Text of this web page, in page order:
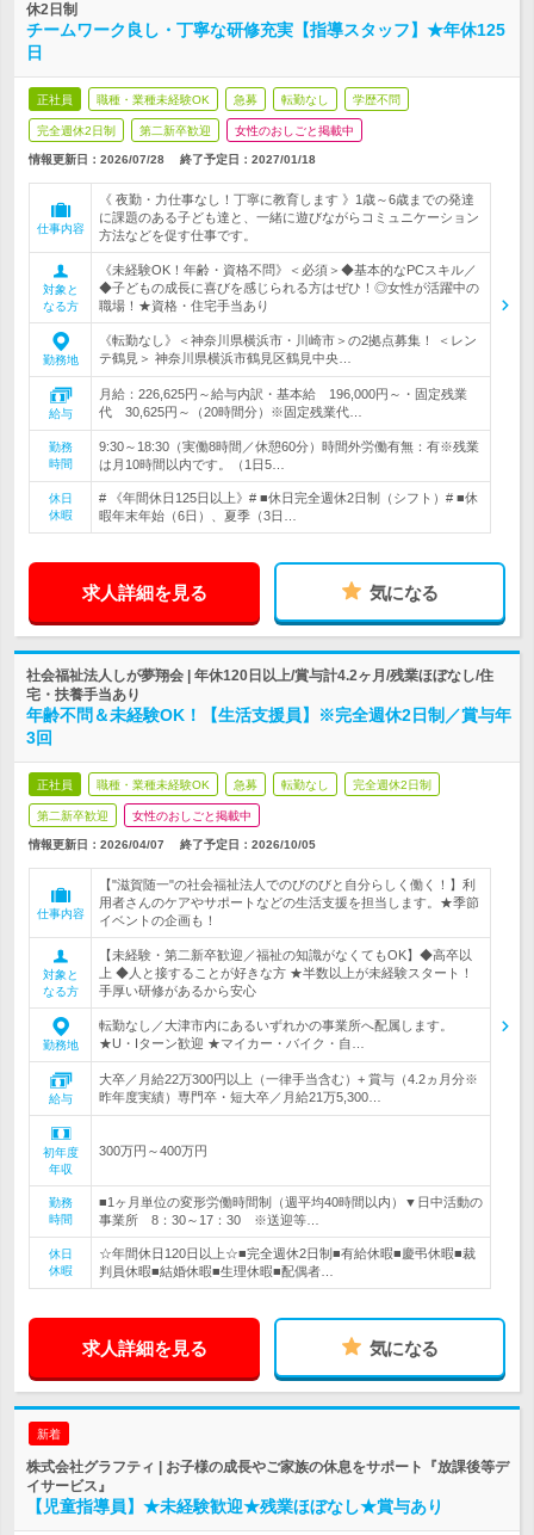
休2日制
チームワーク良し・丁寧な研修充実【指導スタッフ】★年休125
日
正社員 職種・業種未経験OK 急募 転勤なし 学歴不問
完全週休2日制 第二新卒歓迎 女性のおしごと掲載中
情報更新日：2026/07/28 終了予定日： 2027/01/18
仕事内容
《 夜勤・力仕事なし！丁寧に教育します 》1歳～6歳までの発達
に課題のある子ども達と、一緒に遊びながらコミュニケーション
方法などを促す仕事です。
対象と
なる方
《未経験OK！年齢・資格不問》＜必須＞◆基本的なPCスキル／
◆子どもの成長に喜びを感じられる方はぜひ！◎女性が活躍中の
職場！★資格・住宅手当あり
勤務地
《転勤なし》＜神奈川県横浜市・川崎市＞の2拠点募集！ ＜レン
テ鶴見＞ 神奈川県横浜市鶴見区鶴見中央…
給与
月給：226,625円～給与内訳・基本給 196,000円～・固定残業
代 30,625円～（20時間分）※固定残業代…
勤務
時間
9:30～18:30（実働8時間／休憩60分）時間外労働有無：有※残業
は月10時間以内です。（1日5…
休日
休暇
# 《年間休日125日以上》# ■休日完全週休2日制（シフト）# ■休
暇年末年始（6日）、夏季（3日…
求人詳細を見る 気になる
社会福祉法人しが夢翔会 | 年休120日以上/賞与計4.2ヶ月/残業ほぼなし/住
宅・扶養手当あり
年齢不問＆未経験OK！【生活支援員】※完全週休2日制／賞与年
3回
正社員 職種・業種未経験OK 急募 転勤なし 完全週休2日制
第二新卒歓迎 女性のおしごと掲載中
情報更新日：2026/04/07 終了予定日： 2026/10/05
仕事内容
【"滋賀随一"の社会福祉法人でのびのびと自分らしく働く！】利
用者さんのケアやサポートなどの生活支援を担当します。★季節
イベントの企画も！
対象と
なる方
【未経験・第二新卒歓迎／福祉の知識がなくてもOK】◆高卒以
上 ◆人と接することが好きな方 ★半数以上が未経験スタート！
手厚い研修があるから安心
勤務地
転勤なし／大津市内にあるいずれかの事業所へ配属します。
★U・Iターン歓迎 ★マイカー・バイク・自…
給与
大卒／月給22万300円以上（一律手当含む）+ 賞与（4.2ヵ月分※
昨年度実績）専門卒・短大卒／月給21万5,300…
初年度
年収
300万円～400万円
勤務
時間
■1ヶ月単位の変形労働時間制（週平均40時間以内）▼日中活動の
事業所 8：30～17：30 ※送迎等…
休日
休暇
☆年間休日120日以上☆■完全週休2日制■有給休暇■慶弔休暇■裁
判員休暇■結婚休暇■生理休暇■配偶者…
求人詳細を見る 気になる
新着
株式会社グラフティ | お子様の成長やご家族の休息をサポート『放課後等デ
イサービス』
【児童指導員】★未経験歓迎★残業ほぼなし★賞与あり